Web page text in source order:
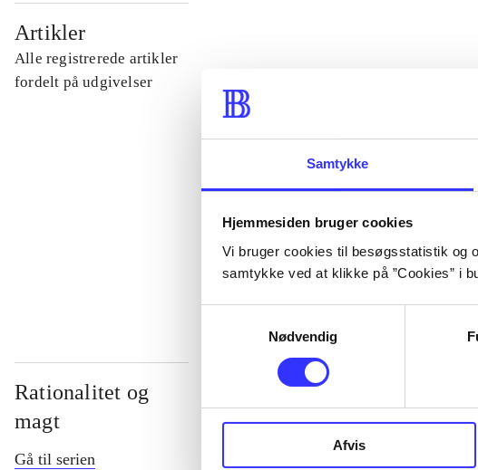
Samtykke
Hjemmesiden bruger cookies
Vi bruger cookies til besøgsstatistik og
samtykke ved at klikke på ”Cookies” i
Nødvendig
Afvis
Artikler
Alle registrerede artikler
fordelt på udgivelser
...
...
...
Rationalitet og
magt
Gå til serien